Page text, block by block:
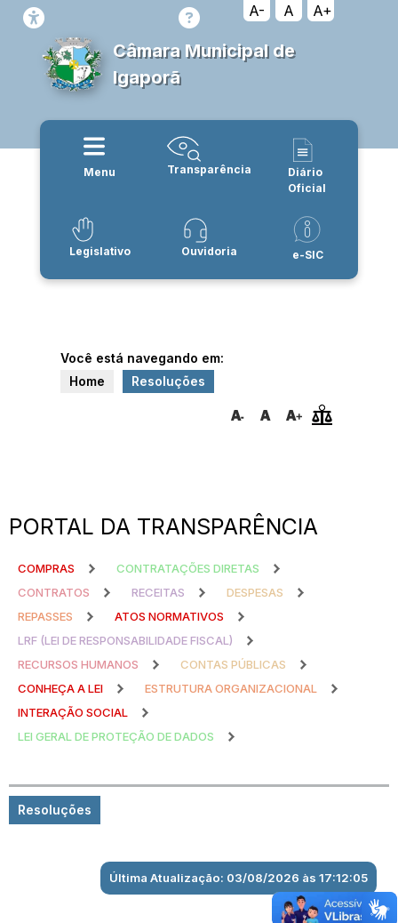
A- A A+
Câmara Municipal de
Igaporã
Menu Transparência
Diário
Oficial
Legislativo Ouvidoria e-SIC
Você está navegando em:
Home
Resoluções
PORTAL DA TRANSPARÊNCIA
COMPRAS
CONTRATAÇÕES DIRETAS
CONTRATOS
RECEITAS
DESPESAS
REPASSES
ATOS NORMATIVOS
LRF (LEI DE RESPONSABILIDADE FISCAL)
RECURSOS HUMANOS
CONTAS PÚBLICAS
CONHEÇA A LEI
ESTRUTURA ORGANIZACIONAL
INTERAÇÃO SOCIAL
LEI GERAL DE PROTEÇÃO DE DADOS
Resoluções
Última Atualização: 03/08/2026 às 17:12:05